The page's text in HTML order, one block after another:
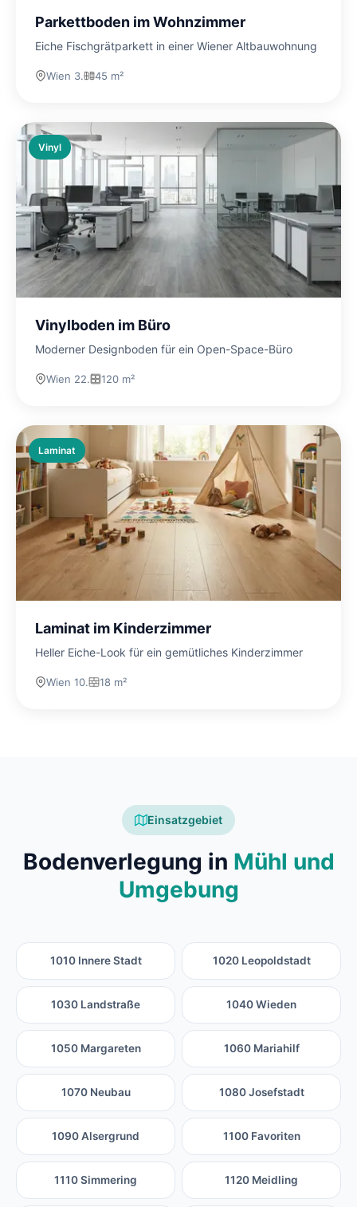
Parkettboden im Wohnzimmer
Eiche Fischgrätparkett in einer Wiener Altbauwohnung
Wien 3. 45 m²
Vinyl
Vinylboden im Büro
Moderner Designboden für ein Open-Space-Büro
Wien 22. 120 m²
Laminat
Laminat im Kinderzimmer
Heller Eiche-Look für ein gemütliches Kinderzimmer
Wien 10. 18 m²
Einsatzgebiet
Bodenverlegung in Mühl und
Umgebung
1010 Innere Stadt 1020 Leopoldstadt
1030 Landstraße 1040 Wieden
1050 Margareten 1060 Mariahilf
1070 Neubau 1080 Josefstadt
1090 Alsergrund 1100 Favoriten
1110 Simmering 1120 Meidling